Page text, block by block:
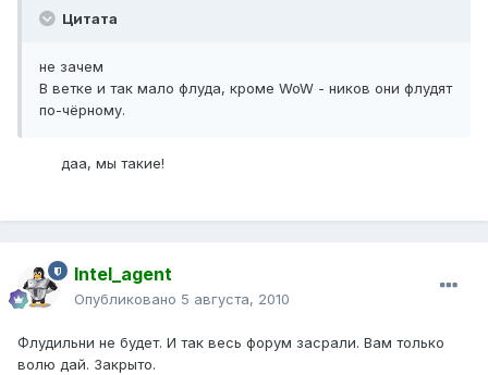
Цитата
не зачем
В ветке и так мало флуда, кроме WoW - ников они флудят
по-чёрному.
даа, мы такие!
Intel_agent
Опубликовано 5 августа, 2010
Флудильни не будет. И так весь форум засрали. Вам только
волю дай. Закрыто.